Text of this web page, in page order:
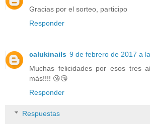
Gracias por el sorteo, participo
Responder
calukinails 9 de febrero de 2017 a
Muchas felicidades por esos tres
más!!!! 😘😘
Responder
Respuestas